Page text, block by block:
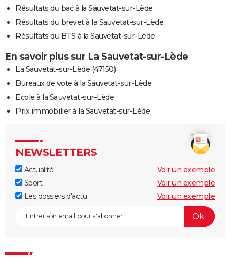
Résultats du bac à la Sauvetat-sur-Lède
Résultats du brevet à la Sauvetat-sur-Lède
Résultats du BTS à la Sauvetat-sur-Lède
En savoir plus sur La Sauvetat-sur-Lède
La Sauvetat-sur-Lède (47150)
Bureaux de vote à la Sauvetat-sur-Lède
Ecole à la Sauvetat-sur-Lède
Prix immobilier à la Sauvetat-sur-Lède
NEWSLETTERS
Actualité
Voir un exemple
Sport
Voir un exemple
Les dossiers d'actu
Voir un exemple